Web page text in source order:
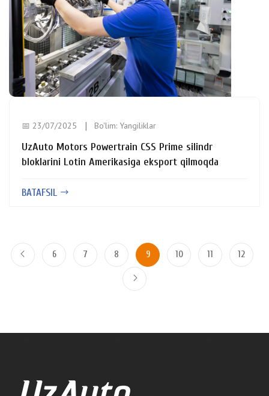
📅 23/07/2025 Bo'lim: Yangiliklar
UzAuto Motors Powertrain CSS Prime silindr
bloklarini Lotin Amerikasiga eksport qilmoqda
BATAFSIL
6 7 8 9 10 11 12